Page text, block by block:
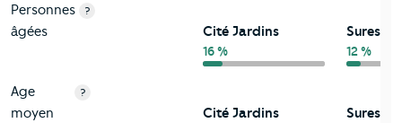
Personnes
âgées
?
Cité Jardins
16 %
Suresnes
12 %
Age
moyen
?
Cité Jardins
Suresnes